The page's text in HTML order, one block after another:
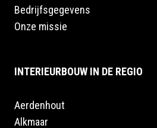
Bedrijfsgegevens
Onze missie
INTERIEURBOUW IN DE REGIO
Aerdenhout
Alkmaar